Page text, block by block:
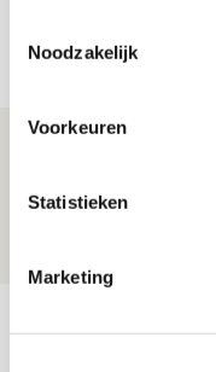
Noodzakelijk
Voorkeuren
Statistieken
Marketing
Volop